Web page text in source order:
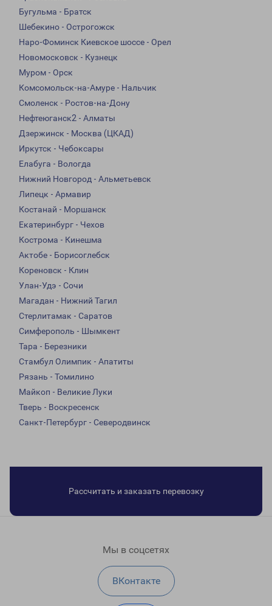
Бугульма - Братск
Шебекино - Острогожск
Наро-Фоминск Киевское шоссе - Орел
Новомосковск - Кузнецк
Муром - Орск
Комсомольск-на-Амуре - Нальчик
Смоленск - Ростов-на-Дону
Нефтеюганск2 - Алматы
Дзержинск - Москва (ЦКАД)
Иркутск - Чебоксары
Елабуга - Вологда
Нижний Новгород - Альметьевск
Липецк - Армавир
Костанай - Моршанск
Екатеринбург - Чехов
Кострома - Кинешма
Актобе - Борисоглебск
Кореновск - Клин
Улан-Удэ - Сочи
Магадан - Нижний Тагил
Стерлитамак - Саратов
Симферополь - Шымкент
Тара - Березники
Стамбул Олимпик - Апатиты
Рязань - Томилино
Майкоп - Великие Луки
Тверь - Воскресенск
Санкт-Петербург - Северодвинск
Рассчитать и заказать перевозку
Мы в соцсетях
ВКонтакте